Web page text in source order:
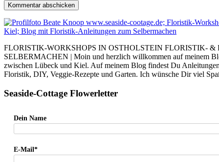
FLORISTIK-WORKSHOPS IN OSTHOLSTEIN FLORISTIK-
SELBERMACHEN | Moin und herzlich willkommen auf meinem
zwischen Lübeck und Kiel. Auf meinem Blog findest Du
Floristik, DIY, Veggie-Rezepte und Garten. Ich wünsche Dir viel
Seaside-Cottage Flowerletter
Dein Name
E-Mail*